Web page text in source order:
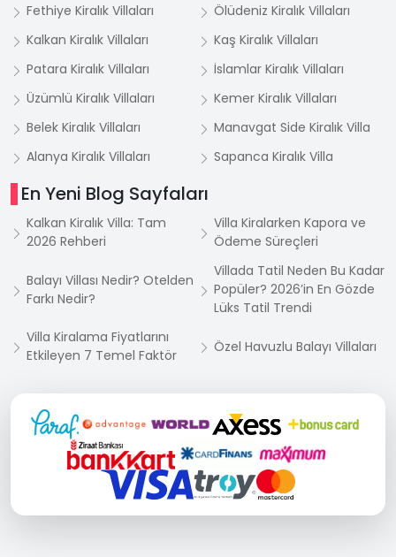
Fethiye Kiralık Villaları
Ölüdeniz Kiralık Villaları
Kalkan Kiralık Villaları
Kaş Kiralık Villaları
Patara Kiralık Villaları
İslamlar Kiralık Villaları
Üzümlü Kiralık Villaları
Kemer Kiralık Villaları
Belek Kiralık Villaları
Manavgat Side Kiralık Villa
Alanya Kiralık Villaları
Sapanca Kiralık Villa
En Yeni Blog Sayfaları
Kalkan Kiralık Villa: Tam
2026 Rehberi
Villa Kiralarken Kapora ve
Ödeme Süreçleri
Balayı Villası Nedir? Otelden
Farkı Nedir?
Villada Tatil Neden Bu Kadar
Popüler? 2026’in En Gözde
Lüks Tatil Trendi
Villa Kiralama Fiyatlarını
Etkileyen 7 Temel Faktör
Özel Havuzlu Balayı Villaları